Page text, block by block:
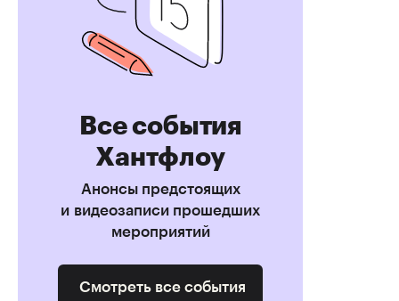
Все события
Хантфлоу
Анонсы предстоящих
и видеозаписи прошедших
мероприятий
Смотреть все события